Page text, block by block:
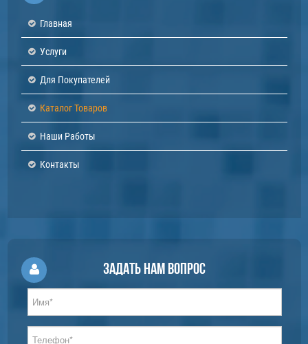
Главная
Услуги
Для Покупателей
Каталог Товаров
Наши Работы
Контакты
Задать нам вопрос